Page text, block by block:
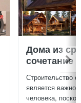
Дома из
сочетание
Строительство
является
человека,